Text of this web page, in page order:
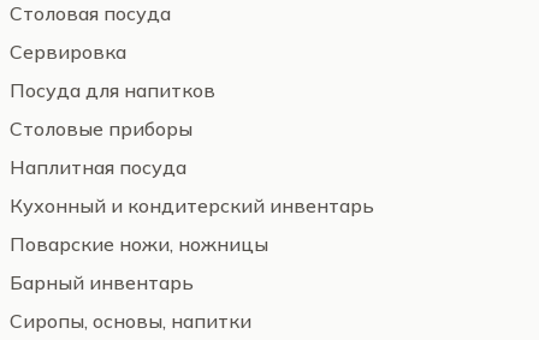
Столовая посуда
Сервировка
Посуда для напитков
Столовые приборы
Наплитная посуда
Кухонный и кондитерский инвентарь
Поварские ножи, ножницы
Барный инвентарь
Сиропы, основы, напитки